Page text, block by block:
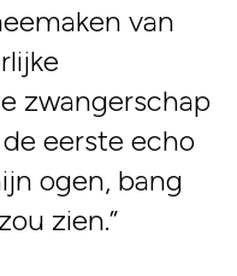
van
zwangerschap
eerste echo
ogen, bang
zien.”